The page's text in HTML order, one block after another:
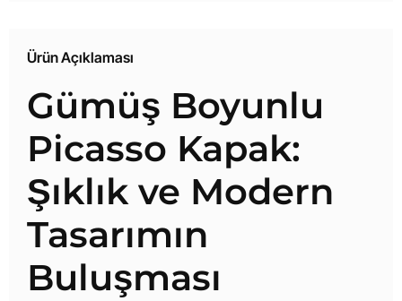
Ürün Açıklaması
Gümüş Boyunlu
Picasso Kapak:
Şıklık ve Modern
Tasarımın
Buluşması